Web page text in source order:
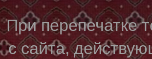
При перепечатке
с сайта,